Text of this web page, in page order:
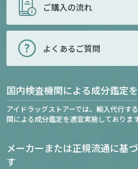
ご購入の流れ
よくあるご質問
国内検査機関による成分鑑定
アイドラッグストアーでは、輸入代行す
関による成分鑑定を適宜実施しております
メーカーまたは正規流通に基
す